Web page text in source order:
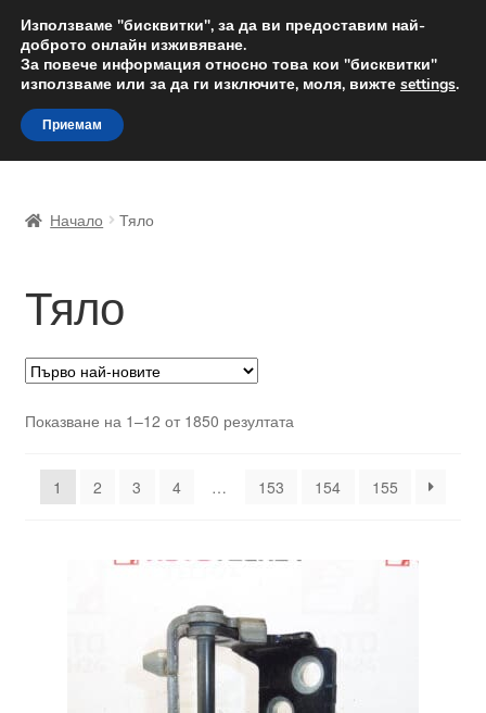
ДОСТАВКА от 12 лв.
Доставка по целия свят
Skip
to
navigation
Skip
to
content
Доставка по целия свят
Жалби
За нас
Контакт
Политика за поверителност
Правила и условия
Начало Тяло
Тяло
Показване на 1–12 от 1850 резултатаSorted
1
2 3 4 … 153 154 155
Използваме "бисквитки", за да ви предоставим най-
доброто онлайн изживяване.
За повече информация относно това кои "бисквитки"
използваме или за да ги изключите, моля, вижте settings.
Приемам